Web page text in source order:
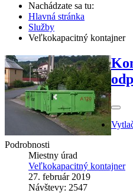
Nachádzate sa tu:
Hlavná stránka
Služby
Veľkokapacitný kontajner
Podrobnosti
Miestny úrad
Veľkokapacitný kontajner
27. február 2019
Návštevy: 2547